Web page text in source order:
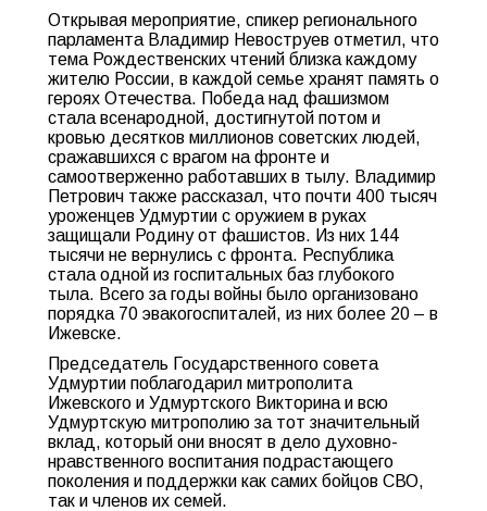
Открывая мероприятие, спикер регионального
парламента Владимир Невоструев отметил, что
тема Рождественских чтений близка каждому
жителю России, в каждой семье хранят память о
героях Отечества. Победа над фашизмом
стала всенародной, достигнутой потом и
кровью десятков миллионов советских людей,
сражавшихся с врагом на фронте и
самоотверженно работавших в тылу. Владимир
Петрович также рассказал, что почти 400 тысяч
уроженцев Удмуртии с оружием в руках
защищали Родину от фашистов. Из них 144
тысячи не вернулись с фронта. Республика
стала одной из госпитальных баз глубокого
тыла. Всего за годы войны было организовано
порядка 70 эвакогоспиталей, из них более 20 – в
Ижевске.
Председатель Государственного совета
Удмуртии поблагодарил митрополита
Ижевского и Удмуртского Викторина и всю
Удмуртскую митрополию за тот значительный
вклад, который они вносят в дело духовно-
нравственного воспитания подрастающего
поколения и поддержки как самих бойцов СВО,
так и членов их семей.